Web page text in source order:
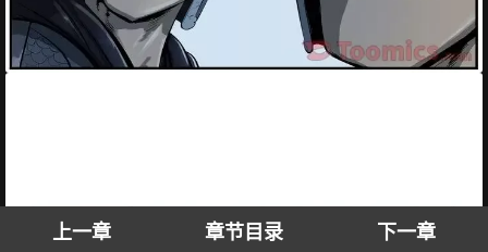
上一章 章节目录 下一章